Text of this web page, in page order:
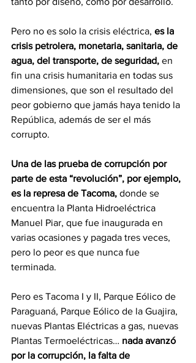
Pero no es solo la crisis eléctrica, es la
crisis petrolera, monetaria, sanitaria, de
agua, del transporte, de seguridad, en
fin una crisis humanitaria en todas sus
dimensiones, que son el resultado del
peor gobierno que jamás haya tenido la
República, además de ser el más
corrupto.
Una de las prueba de corrupción por
parte de esta “revolución”, por ejemplo,
es la represa de Tacoma, donde se
encuentra la Planta Hidroeléctrica
Manuel Piar, que fue inaugurada en
varias ocasiones y pagada tres veces,
pero lo peor es que nunca fue
terminada.
Pero es Tacoma I y II, Parque Eólico de
Paraguaná, Parque Eólico de la Guajira,
nuevas Plantas Eléctricas a gas, nuevas
Plantas Termoeléctricas… nada avanzó
por la corrupción, la falta de